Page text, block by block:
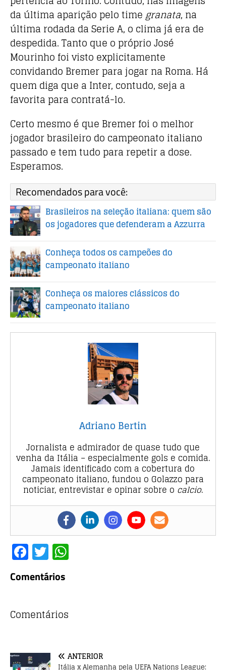
da última aparição pelo timegranata, na
última rodada da Serie A, o clima já era de
despedida. Tanto que o próprio José
Mourinho foi visto explicitamente
convidando Bremer para jogar na Roma. Há
quem diga que a Inter, contudo, seja a
favorita para contratá-lo.
Certo mesmo é que Bremer foi o melhor
jogador brasileiro do campeonato italiano
passado e tem tudo para repetir a dose.
Esperamos.
Recomendados para você:
Brasileiros na seleção italiana: quem são
os jogadores que defenderam a Azzurra
Conheça todos os campeões do
campeonato italiano
Conheça os maiores clássicos do
campeonato italiano
Adriano Bertin
Jornalista e admirador de quase tudo que
venha da Itália – especialmente gols e comida.
Jamais identificado com a cobertura do
campeonato italiano, fundou o Golazzo para
noticiar, entrevistar e opinar sobre o calcio.
F
a
c
b
o
T
w
it
r
p
Comentários
Comentários
ANTERIOR
Itália x Alemanha pela UEFA Nations League: